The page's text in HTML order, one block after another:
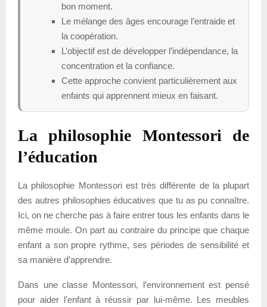
bon moment.
Le mélange des âges encourage l’entraide et
la coopération.
L’objectif est de développer l’indépendance, la
concentration et la confiance.
Cette approche convient particulièrement aux
enfants qui apprennent mieux en faisant.
La philosophie Montessori de
l’éducation
La philosophie Montessori est très différente de la plupart
des autres philosophies éducatives que tu as pu connaître.
Ici, on ne cherche pas à faire entrer tous les enfants dans le
même moule. On part au contraire du principe que chaque
enfant a son propre rythme, ses périodes de sensibilité et
sa manière d’apprendre.
Dans une classe Montessori, l’environnement est pensé
pour aider l’enfant à réussir par lui-même. Les meubles